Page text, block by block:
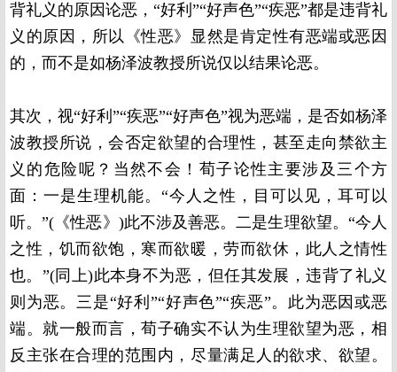
背礼义的原因论恶，“好利”“好声色”“疾恶”都是违背礼
义的原因，所以《性恶》显然是肯定性有恶端或恶因
的，而不是如杨泽波教授所说仅以结果论恶。
其次，视“好利”“疾恶”“好声色”视为恶端，是否如杨泽
波教授所说，会否定欲望的合理性，甚至走向禁欲主
义的危险呢？当然不会！荀子论性主要涉及三个方
面：一是生理机能。“今人之性，目可以见，耳可以
听。”(《性恶》)此不涉及善恶。二是生理欲望。“今人
之性，饥而欲饱，寒而欲暖，劳而欲休，此人之情性
也。”(同上)此本身不为恶，但任其发展，违背了礼义
则为恶。三是“好利”“好声色”“疾恶”。此为恶因或恶
端。就一般而言，荀子确实不认为生理欲望为恶，相
反主张在合理的范围内，尽量满足人的欲求、欲望。